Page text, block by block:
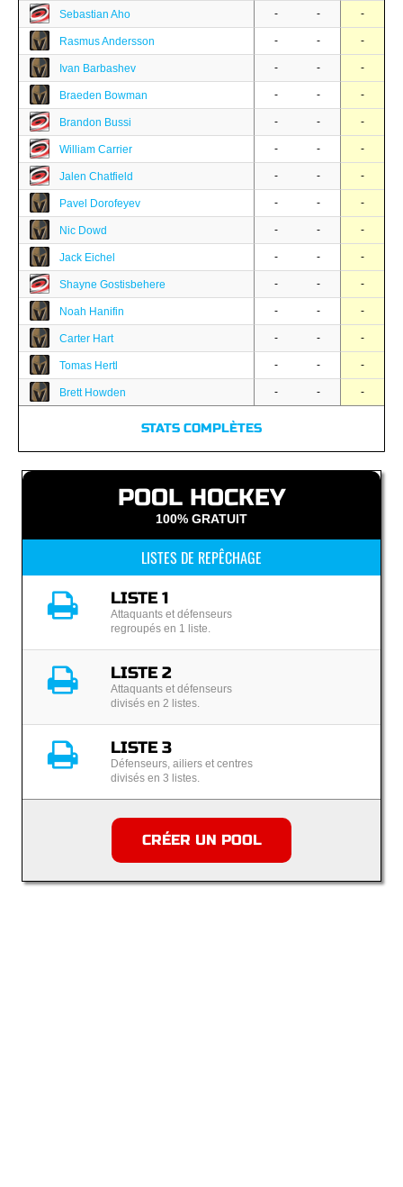
Sebastian Aho - - -
Rasmus Andersson - - -
Ivan Barbashev - - -
Braeden Bowman - - -
Brandon Bussi - - -
William Carrier - - -
Jalen Chatfield - - -
Pavel Dorofeyev - - -
Nic Dowd - - -
Jack Eichel - - -
Shayne Gostisbehere - - -
Noah Hanifin - - -
Carter Hart - - -
Tomas Hertl - - -
Brett Howden - - -
STATS COMPLÈTES
POOL HOCKEY
100% GRATUIT
LISTES DE REPÊCHAGE
LISTE 1
Attaquants et défenseurs
regroupés en 1 liste.
LISTE 2
Attaquants et défenseurs
divisés en 2 listes.
LISTE 3
Défenseurs, ailiers et centres
divisés en 3 listes.
CRÉER UN POOL